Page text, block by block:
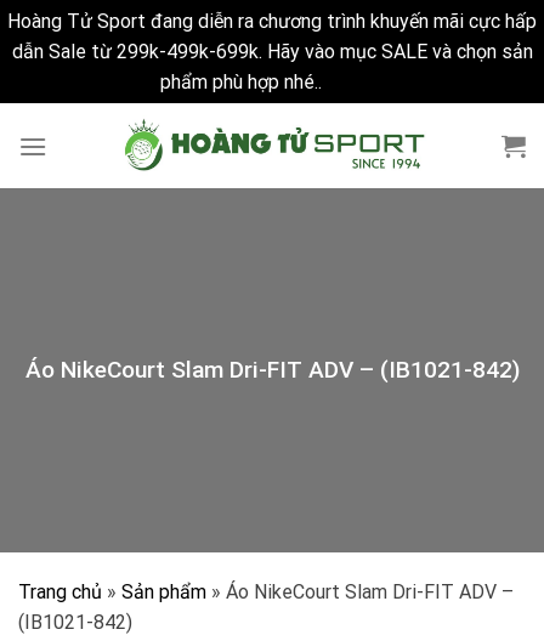
Hoàng Tử Sport đang diễn ra chương trình khuyến mãi cực hấp
dẫn Sale từ 299k-499k-699k. Hãy vào mục SALE và chọn sản
phẩm phù hợp nhé..
Áo NikeCourt Slam Dri-FIT ADV – (IB1021-842)
Trang chủ » Sản phẩm » Áo NikeCourt Slam Dri-FIT ADV –
(IB1021-842)